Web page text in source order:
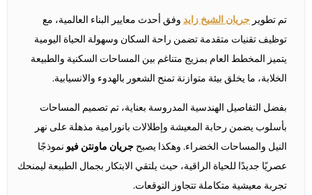
تم تطويرجريان الشيخ زايدوفق أحدث معايير البناء العالمية، مع
توظيف تقنيات متقدمة تضمن راحة السكان وسهولة الحياة اليومية
يتميز المخطط العام بمزيج متناغم بين المساحات السكنية والطبيعة
الخلابة، ما يخلق بيئة متوازنة تمنح الشعور بالهدوء والانسيابية.
بفضل التفاصيل الهندسية المدروسة بعناية، تم تصميم المساحات
بأسلوب يضمن رحابة المعيشة وإطلالات بانورامية مذهلة على نهر
النيل والمساحات الخضراء. وهكذا يصبحجريان ماونتن فيونموذجًا
عصريًا جديدًا للحياة الراقية، حيث يلتقي الابتكار بجمال الطبيعة ليمنحك
تجربة معيشية متكاملة تتجاوز التوقعات.